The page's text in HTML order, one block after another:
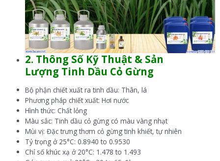
2. Thông Số Kỹ Thuật & Sản
Lượng Tinh Dầu Cỏ Gừng
Bộ phận chiết xuất ra tinh dầu: Thân, lá
Phương pháp chiết xuất: Hơi nước
Hình thức: Chất lỏng
Màu sắc: Tinh dầu cỏ gừng có màu vàng nhạt
Mùi vị: Đặc trưng thơm cỏ gừng tinh khiết, tự nhiên
Tỷ trọng ở 25°C: 0.8940 to 0.9530
Chỉ số khúc xạ ở 20°C: 1.478 to 1.493